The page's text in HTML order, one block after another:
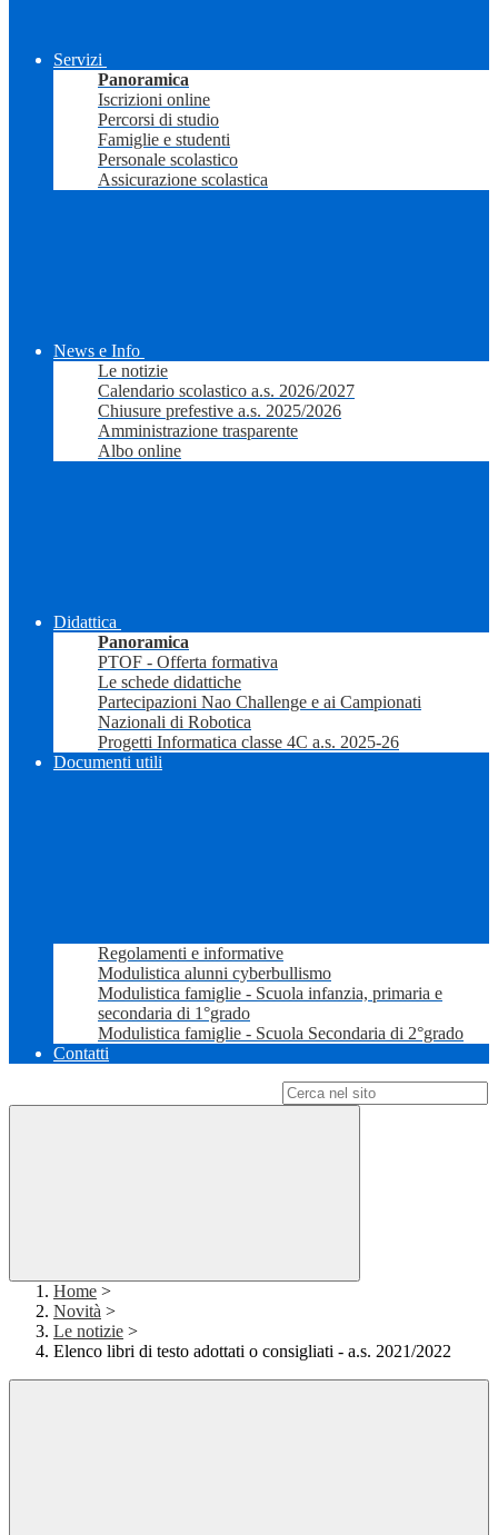
Servizi
Panoramica
Iscrizioni online
Percorsi di studio
Famiglie e studenti
Personale scolastico
Assicurazione scolastica
News e Info
Le notizie
Calendario scolastico a.s. 2026/2027
Chiusure prefestive a.s. 2025/2026
Amministrazione trasparente
Albo online
Didattica
Panoramica
PTOF - Offerta formativa
Le schede didattiche
Partecipazioni Nao Challenge e ai Campionati
Nazionali di Robotica
Progetti Informatica classe 4C a.s. 2025-26
Documenti utili
Regolamenti e informative
Modulistica alunni cyberbullismo
Modulistica famiglie - Scuola infanzia, primaria e
secondaria di 1°grado
Modulistica famiglie - Scuola Secondaria di 2°grado
Contatti
Home >
Novità >
Le notizie >
Elenco libri di testo adottati o consigliati - a.s. 2021/2022